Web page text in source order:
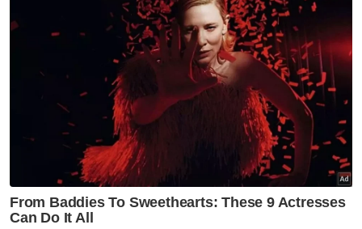
Semasa
2 remaja perempuan 15 tahun
hilang ketika berkelah:
Seorang ditemukan lemas